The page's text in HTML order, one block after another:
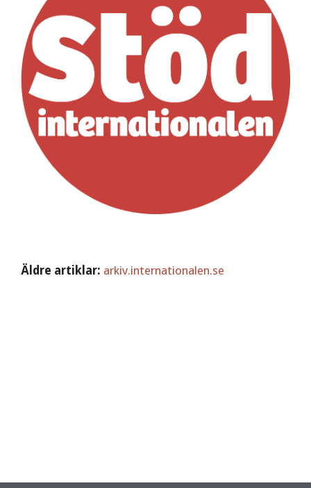
Äldre artiklar: arkiv.internationalen.se